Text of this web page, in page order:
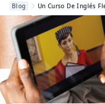
Blog Un Curso De Inglés